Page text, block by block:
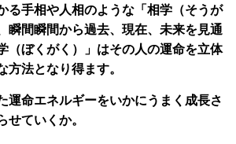
る手相や人相のような「相学（そうが
瞬間瞬間から過去、現在、未来を見通
（ぼくがく）」はその人の運命を立体
方法となり得ます。
運命エネルギーをいかにうまく成長さ
せていくか。